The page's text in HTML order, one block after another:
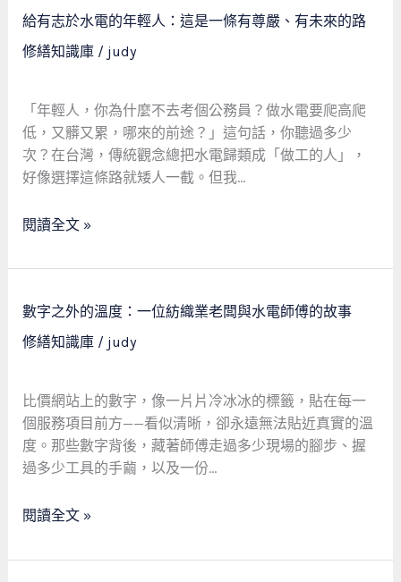
容
師
的
心
維
修
故
給有志於水電的年輕人：這是一條有尊嚴、有未來的路
修繕知識庫/ judy
「年輕人，你為什麼不去考個公務員？做水電要爬高爬
低，又髒又累，哪來的前途？」這句話，你聽過多少
次？在台灣，傳統觀念總把水電歸類成「做工的人」，
好像選擇這條路就矮人一截。但我…
給
有
志
水
電
的
年
輕
這
條
有
尊
有
未
來
的
路
閱讀全文 »
數字之外的溫度：一位紡織業老闆與水電師傅的故事
修繕知識庫/ judy
比價網站上的數字，像一片片冷冰冰的標籤，貼在每一
個服務項目前方——看似清晰，卻永遠無法貼近真實的溫
度。那些數字背後，藏著師傅走過多少現場的腳步、握
過多少工具的手繭，以及一份…
數
字
之
的
溫
度：
一
位
織
閱讀全文 »